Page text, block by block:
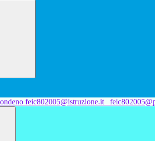
feic802005@istruzione.it